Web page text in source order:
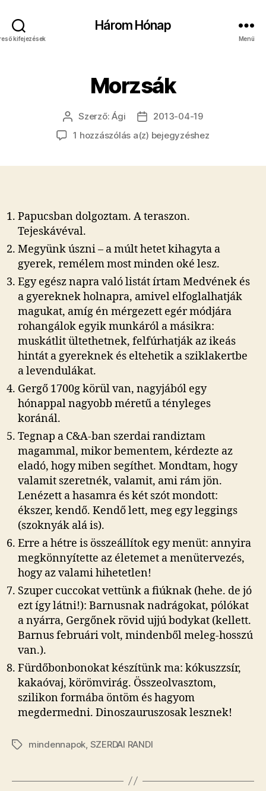
kifejezések
Három Hónap
Menü
Morzsák
Bejegyzés
szerzője
Szerző:Ági
Bejegyzés
dátuma
2013-04-19
1 hozzászólás a(z)Morzsák
bejegyzéshez
Papucsban dolgoztam. A teraszon.
Tejeskávéval.
Megyünk úszni – a múlt hetet kihagyta a
gyerek, remélem most minden oké lesz.
Egy egész napra való listát írtam Medvének és
a gyereknek holnapra, amivel elfoglalhatják
magukat, amíg én mérgezett egér módjára
rohangálok egyik munkáról a másikra:
muskátlit ültethetnek, felfúrhatják az ikeás
hintát a gyereknek és eltehetik a sziklakertbe
a levendulákat.
Gergő 1700g körül van, nagyjából egy
hónappal nagyobb méretű a tényleges
koránál.
Tegnap a C&A-ban szerdai randiztam
magammal, mikor bementem, kérdezte az
eladó, hogy miben segíthet. Mondtam, hogy
valamit szeretnék, valamit, ami rám jön.
Lenézett a hasamra és két szót mondott:
ékszer, kendő. Kendő lett, meg egy leggings
(szoknyák alá is).
Erre a hétre is összeállítok egy menüt: annyira
megkönnyítette az életemet a menütervezés,
hogy az valami hihetetlen!
Szuper cuccokat vettünk a fiúknak (hehe. de jó
ezt így látni!): Barnusnak nadrágokat, pólókat
a nyárra, Gergőnek rövid ujjú bodykat (kellett.
Barnus februári volt, mindenből meleg-hosszú
van.).
Fürdőbonbonokat készítünk ma: kókuszzsír,
kakaóvaj, körömvirág. Összeolvasztom,
szilikon formába öntöm és hagyom
megdermedni. Dinoszauruszosak lesznek!
Címkékmindennapok SZERDAI RANDI